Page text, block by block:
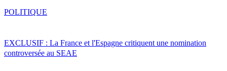
EXCLUSIF : La France et l'Espagne critiquent une nomination
controversée au SEAE
POLITIQUE